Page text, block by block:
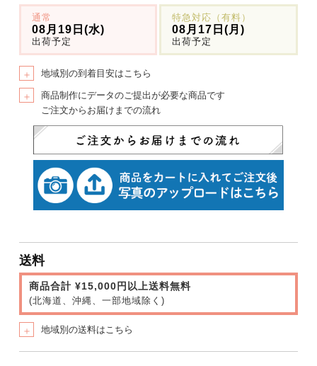
通常
08月19日(水)
出荷予定
特急対応（有料）
08月17日(月)
出荷予定
＋ 地域別の到着目安はこちら
＋
商品制作にデータのご提出が必要な商品です
ご注文からお届けまでの流れ
送料
商品合計 ¥15,000円以上送料無料
(北海道、沖縄、一部地域除く)
＋ 地域別の送料はこちら